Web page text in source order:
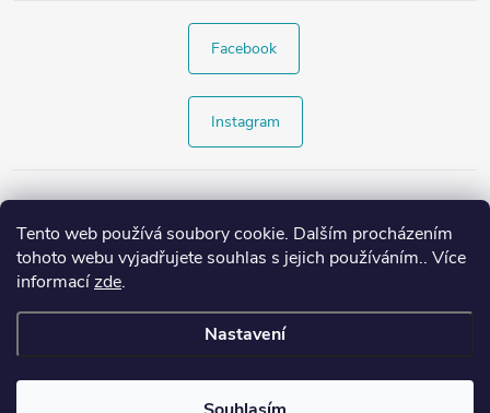
Tento web používá soubory cookie. Dalším procházením
tohoto webu vyjadřujete souhlas s jejich používáním.. Více
informacízde.
Nastavení
Facebook
Instagram
Copyright 2026Style4.cz. Všechna práva vyhrazena.